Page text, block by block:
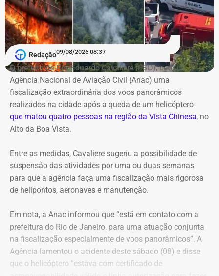
Redação09/08/2026 08:37
O prefeito do Rio, Eduardo Cavaliere (PSD), pediu à
Agência Nacional de Aviação Civil (Anac) uma
fiscalização extraordinária dos voos panorâmicos
realizados na cidade após a queda de um helicóptero
que matou quatro pessoas na região da Vista Chinesa, no
Alto da Boa Vista.
Entre as medidas, Cavaliere sugeriu a possibilidade de
suspensão das atividades por uma ou duas semanas
para que a agência faça uma fiscalização mais rigorosa
de helipontos, aeronaves e manutenção.
Em nota, a Anac informou que “está em contato com a
prefeitura do Rio de Janeiro, para uma atuação conjunta
na fiscalização especialmente de voos panorâmicos”. A
Agência lamentou o acidente deste sábado (08) e disse
que o helicóptero “estava com certificado de